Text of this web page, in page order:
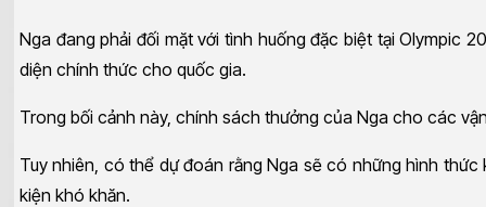
Nga đang phải đối mặt với tình huống đặc biệt tại Olympic
diện chính thức cho quốc gia.
Trong bối cảnh này, chính sách thưởng của Nga cho các
Tuy nhiên, có thể dự đoán rằng Nga sẽ có những hình
kiện khó khăn.